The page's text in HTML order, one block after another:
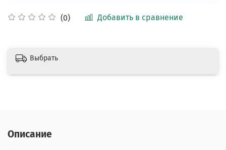
(0) Добавить в сравнение
Выбрать
Описание